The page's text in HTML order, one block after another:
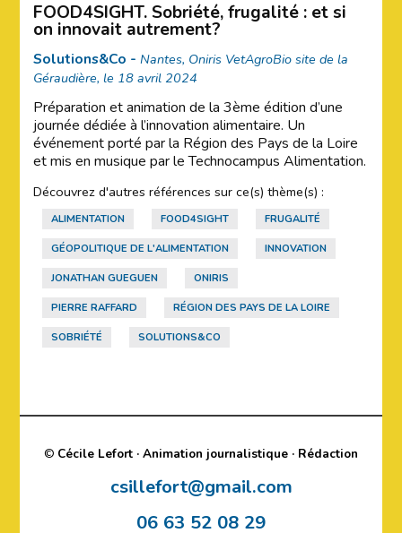
FOOD4SIGHT. Sobriété, frugalité : et si
on innovait autrement?
Solutions&Co - Nantes, Oniris VetAgroBio site de la
Géraudière, le 18 avril 2024
Préparation et animation de la 3ème édition d’une
journée dédiée à l’innovation alimentaire. Un
événement porté par la Région des Pays de la Loire
et mis en musique par le Technocampus Alimentation.
Découvrez d'autres références sur ce(s) thème(s) :
ALIMENTATION FOOD4SIGHT FRUGALITÉ
GÉOPOLITIQUE DE L'ALIMENTATION INNOVATION
JONATHAN GUEGUEN ONIRIS
PIERRE RAFFARD RÉGION DES PAYS DE LA LOIRE
SOBRIÉTÉ SOLUTIONS&CO
© Cécile Lefort · Animation journalistique · Rédaction
csillefort@gmail.com
06 63 52 08 29